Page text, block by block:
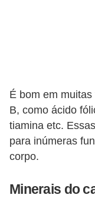
É bom em
B, como ácido
tiamina etc.
para inúmeras
corpo.
Minerais do